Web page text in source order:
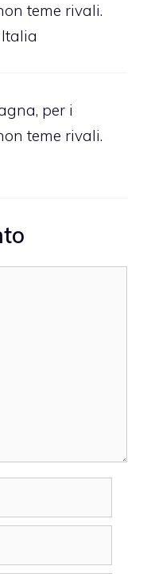
teme rivali.
per i
teme rivali.